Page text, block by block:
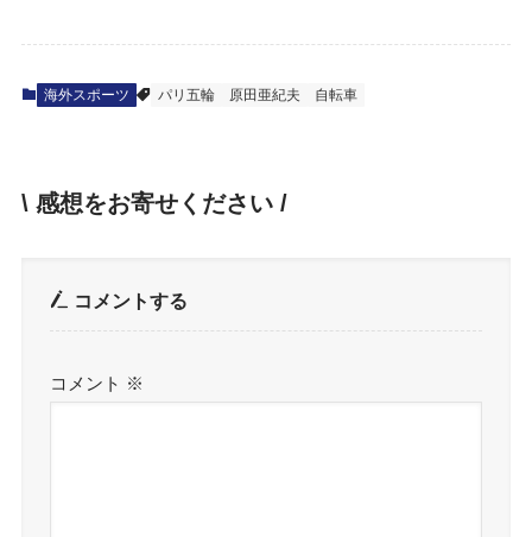
海外スポーツ パリ五輪 原田亜紀夫 自転車
\ 感想をお寄せください /
コメントする
コメント ※